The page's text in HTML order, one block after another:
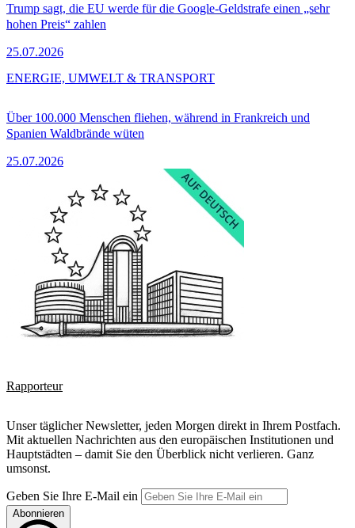
Trump sagt, die EU werde für die Google-Geldstrafe einen „sehr
hohen Preis“ zahlen
25.07.2026
Über 100.000 Menschen fliehen, während in Frankreich und
Spanien Waldbrände wüten
25.07.2026
ENERGIE, UMWELT & TRANSPORT
Rapporteur
Unser täglicher Newsletter, jeden Morgen direkt in Ihrem Postfach.
Mit aktuellen Nachrichten aus den europäischen Institutionen und
Hauptstädten – damit Sie den Überblick nicht verlieren. Ganz
umsonst.
Geben Sie Ihre E-Mail ein
Abonnieren